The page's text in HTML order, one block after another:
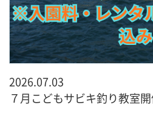
2026.07.03
７月こどもサビキ釣り教室